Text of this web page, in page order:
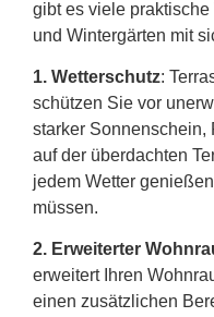
gibt es viele
und Wintergärten mit
1. Wetterschutz:
schützen Sie vor
starker Sonnenschein,
auf der überdachten
jedem Wetter
müssen.
2. Erweiterter
erweitert Ihren
einen zusätzlichen